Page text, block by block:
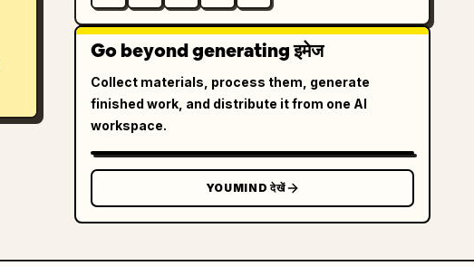
Go beyond generating इमेज
Collect materials, process them, generate
finished work, and distribute it from one AI
workspace.
YOUMIND देखें